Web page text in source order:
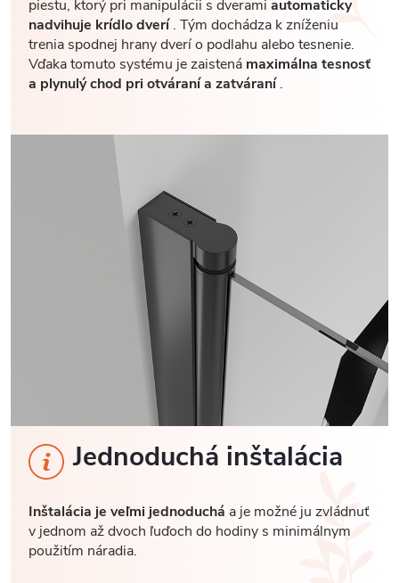
piestu, ktorý pri manipulácii s dverami automaticky
nadvihuje krídlo dverí. Tým dochádza k zníženiu
trenia spodnej hrany dverí o podlahu alebo tesnenie.
Vďaka tomuto systému je zaistená maximálna tesnosť
a plynulý chod pri otváraní a zatváraní.
Jednoduchá inštalácia
Inštalácia je veľmi jednoduchá a je možné ju zvládnuť
v jednom až dvoch ľuďoch do hodiny s minimálnym
použitím náradia.